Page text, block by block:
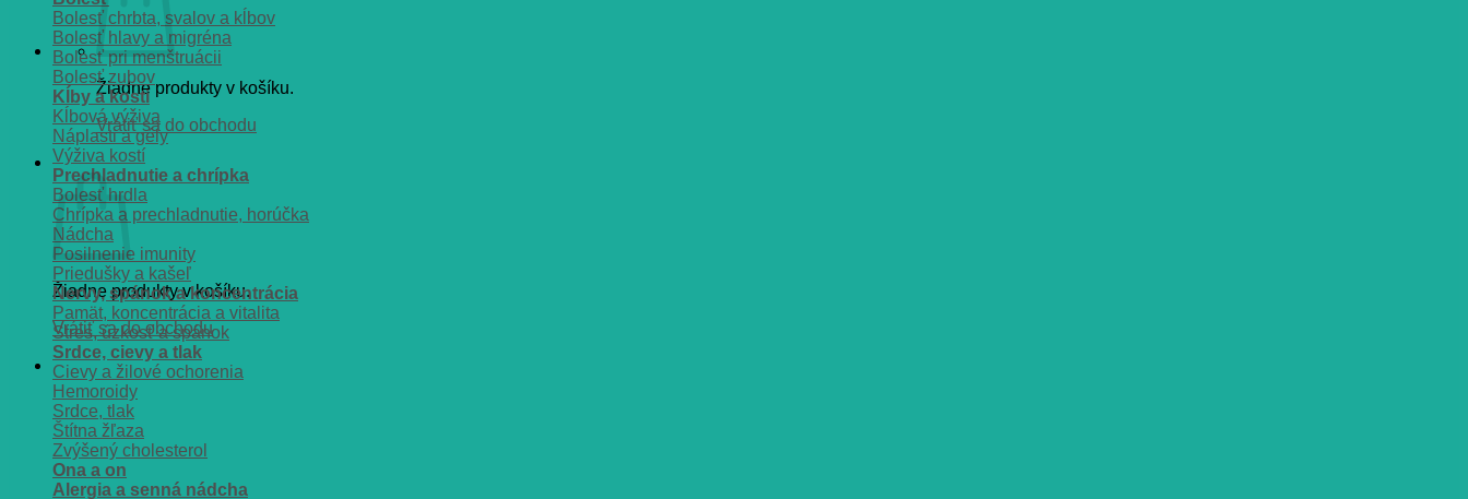
Žiadne produkty v košíku.
Vrátiť sa do obchodu
Košík
Žiadne produkty v košíku.
Vrátiť sa do obchodu
Bolesť chrbta, svalov a kĺbov
Bolesť hlavy a migréna
Bolesť pri menštruácii
Bolesť zubov
Kĺby a kosti
Kĺbová výživa
Náplasti a gély
Výživa kostí
Prechladnutie a chrípka
Bolesť hrdla
Chrípka a prechladnutie, horúčka
Nádcha
Posilnenie imunity
Priedušky a kašeľ
Nervy, spánok a koncentrácia
Pamät, koncentrácia a vitalita
Stres, úzkosť a spánok
Srdce, cievy a tlak
Cievy a žilové ochorenia
Hemoroidy
Srdce, tlak
Štítna žľaza
Zvýšený cholesterol
Ona a on
Alergia a senná nádcha